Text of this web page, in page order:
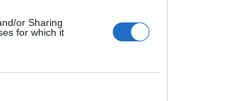
or Sharing
for which it
e